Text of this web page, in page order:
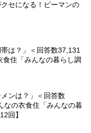
クセになる！ピーマンの
帯は？」＜回答数37,131
住「みんなの暮らし調
ンは？」＜回答数
なの衣食住「みんなの暮
回】